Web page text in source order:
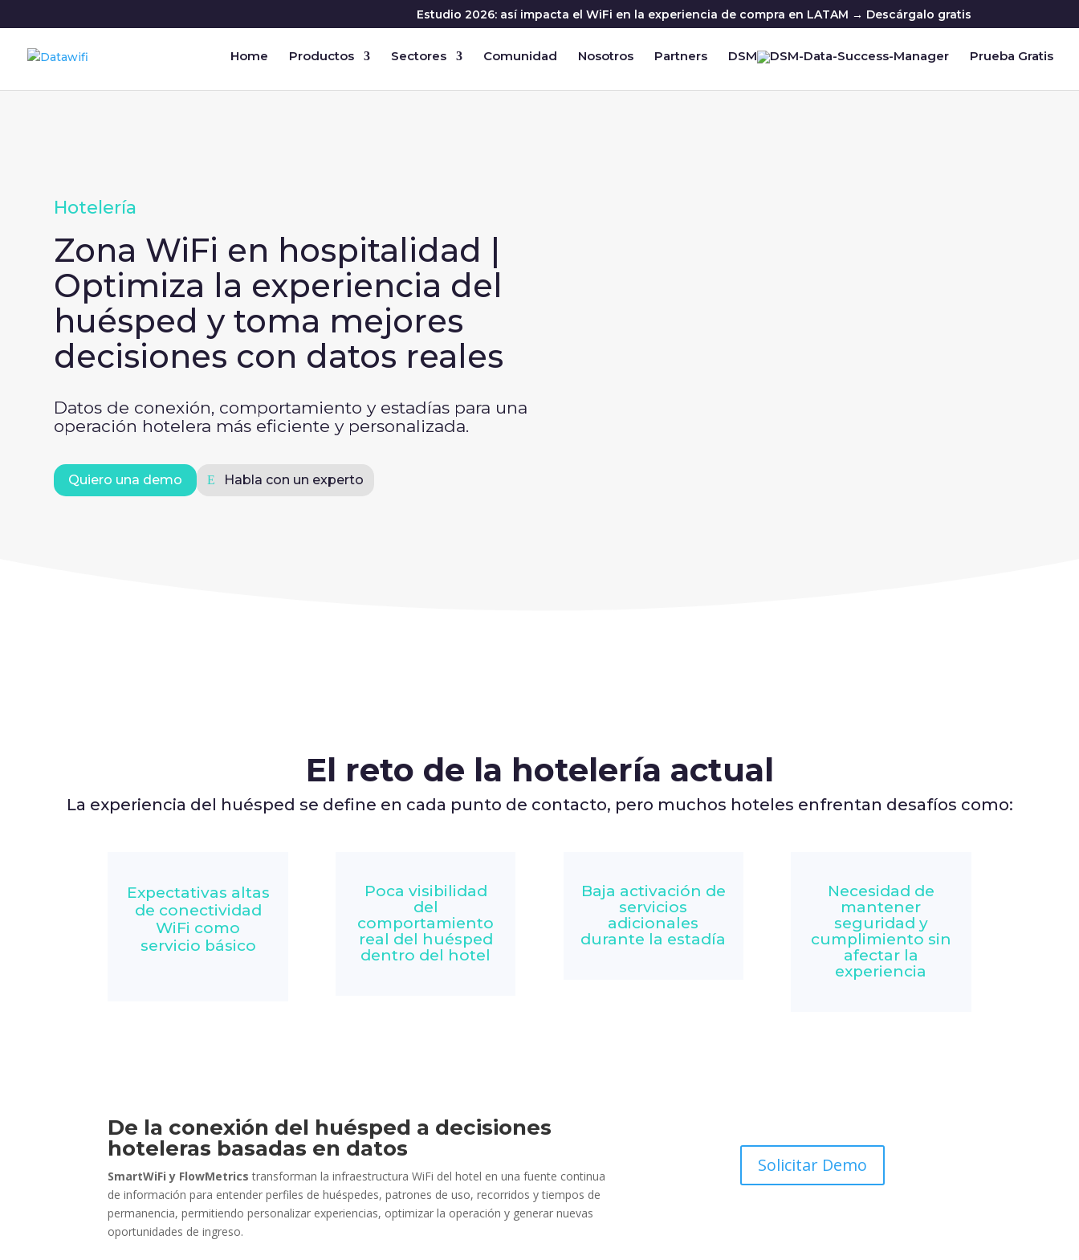
Estudio 2026: así impacta el WiFi en la experiencia de compra en LATAM → Descárgalo gratis
Home Productos Sectores Comunidad Nosotros Partners DSM Prueba Gratis
Hotelería
Zona WiFi en hospitalidad |
Optimiza la experiencia del
huésped y toma mejores
decisiones con datos reales
Datos de conexión, comportamiento y estadías para una
operación hotelera más eficiente y personalizada.
Quiero una demo Habla con un experto
El reto de la hotelería actual
La experiencia del huésped se define en cada punto de contacto, pero muchos hoteles enfrentan desafíos como:
Expectativas altas
de conectividad
WiFi como
servicio básico
Poca visibilidad
del
comportamiento
real del huésped
dentro del hotel
Baja activación de
servicios
adicionales
durante la estadía
Necesidad de
mantener
seguridad y
cumplimiento sin
afectar la
experiencia
De la conexión del huésped a decisiones
hoteleras basadas en datos
SmartWiFi y FlowMetrics transforman la infraestructura WiFi del hotel en una fuente continua
de información para entender perfiles de huéspedes, patrones de uso, recorridos y tiempos de
permanencia, permitiendo personalizar experiencias, optimizar la operación y generar nuevas
oportunidades de ingreso.
Solicitar Demo